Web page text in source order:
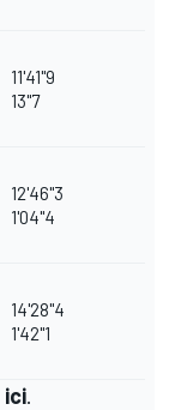
11'41"9
13"7
12'46"3
1'04"4
14'28"4
1'42"1
ici.